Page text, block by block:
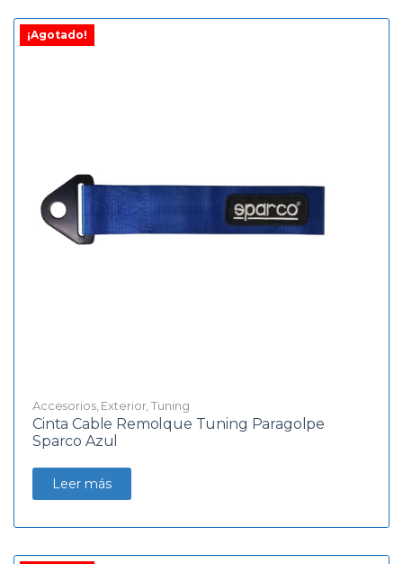
¡Agotado!
Accesorios, Exterior,Tuning
Cinta Cable Remolque Tuning Paragolpe
Sparco Azul
Leer más